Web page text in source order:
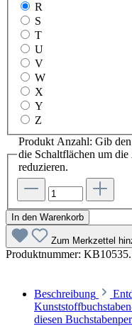
R
S
T
U
V
W
X
Y
Z
Produkt Anzahl: Gib
die Schaltflächen um
reduzieren.
In den Warenkorb
Zum Merkzettel
Produktnummer:
Beschreibung
diesen